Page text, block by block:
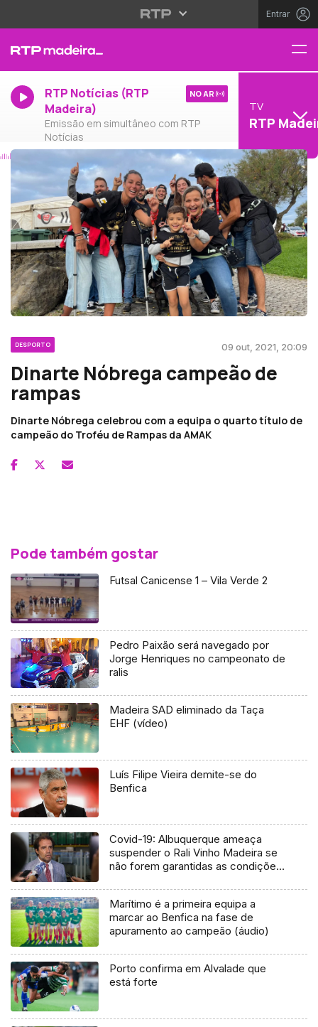
Entrar
RTP Notícias (RTP
Madeira)
Emissão em simultâneo com RTP
Notícias
NO AR
TV
RTP
DESPORTO 09 out, 2021, 20:09
Dinarte Nóbrega campeão de
rampas
Dinarte Nóbrega celebrou com a equipa o quarto título de
campeão do Troféu de Rampas da AMAK
Pode também gostar
Futsal Canicense 1 – Vila Verde 2
Pedro Paixão será navegado por
Jorge Henriques no campeonato de
ralis
Madeira SAD eliminado da Taça
EHF (vídeo)
Luís Filipe Vieira demite-se do
Benfica
Covid-19: Albuquerque ameaça
suspender o Rali Vinho Madeira se
não forem garantidas as condições
Marítimo é a primeira equipa a
marcar ao Benfica na fase de
apuramento ao campeão (áudio)
Porto confirma em Alvalade que
está forte